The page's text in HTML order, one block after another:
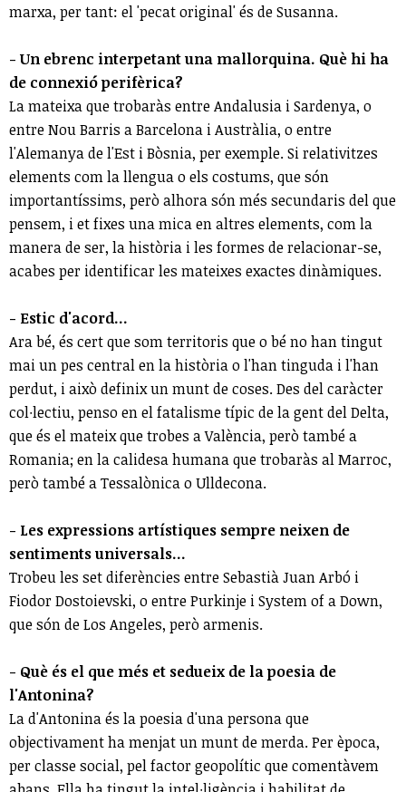
marxa, per tant: el 'pecat original' és de Susanna.
- Un ebrenc interpetant una mallorquina. Què hi ha
de connexió perifèrica?
La mateixa que trobaràs entre Andalusia i Sardenya, o
entre Nou Barris a Barcelona i Austràlia, o entre
l'Alemanya de l'Est i Bòsnia, per exemple. Si relativitzes
elements com la llengua o els costums, que són
importantíssims, però alhora són més secundaris del que
pensem, i et fixes una mica en altres elements, com la
manera de ser, la història i les formes de relacionar-se,
acabes per identificar les mateixes exactes dinàmiques.
- Estic d'acord...
Ara bé, és cert que som territoris que o bé no han tingut
mai un pes central en la història o l'han tinguda i l'han
perdut, i això definix un munt de coses. Des del caràcter
col∙lectiu, penso en el fatalisme típic de la gent del Delta,
que és el mateix que trobes a València, però també a
Romania; en la calidesa humana que trobaràs al Marroc,
però també a Tessalònica o Ulldecona.
- Les expressions artístiques sempre neixen de
sentiments universals...
Trobeu les set diferències entre Sebastià Juan Arbó i
Fiodor Dostoievski, o entre Purkinje i System of a Down,
que són de Los Angeles, però armenis.
- Què és el que més et sedueix de la poesia de
l'Antonina?
La d'Antonina és la poesia d'una persona que
objectivament ha menjat un munt de merda. Per època,
per classe social, pel factor geopolític que comentàvem